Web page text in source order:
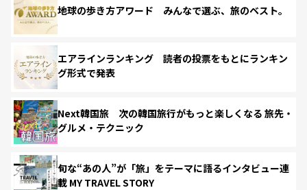
地球の歩き方アワード みんなで選ぶ、旅のベスト。
エアラインランキング 読者の投票をもとにランキン
グ形式で発表
Next韓国旅 次の韓国旅行がもっと楽しくなる 旅先・
グルメ・テクニック
旬な“あの人”が「旅」をテーマに語るインタビュー連
載 MY TRAVEL STORY